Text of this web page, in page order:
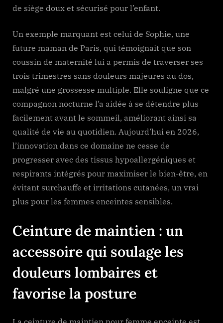
de siège doux et sécurisé pour l’enfant.
Un exemple marquant est celui de Sophie, une
future maman de Paris, qui témoignait que son
coussin de maternité lui a permis de traverser ses
trois trimestres sans douleurs majeures au dos,
malgré une grossesse multiple. Elle souligne que ce
compagnon nocturne l’a aidée à se détendre plus
facilement avant le sommeil, améliorant ainsi sa
qualité de vie au quotidien. Aujourd’hui en 2026,
l’innovation dans ce domaine ne cesse de
progresser avec des tissus hypoallergéniques et
respirants intégrés pour maximiser le bien-être, en
évitant surchauffe et irritations cutanées, un vrai
plus pour les femmes enceintes sensibles.
Ceinture de maintien : un
accessoire qui soulage les
douleurs lombaires et
favorise la posture